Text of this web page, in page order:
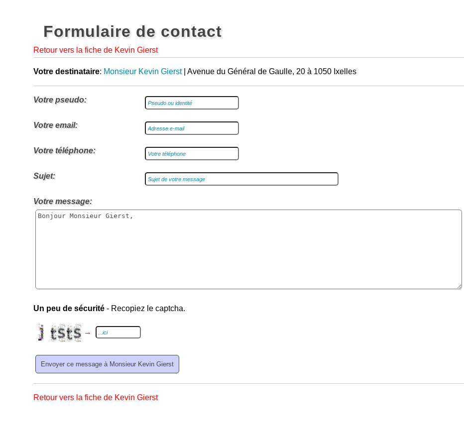
Formulaire de contact
Retour vers la fiche de Kevin Gierst
Votre destinataire: Monsieur Kevin Gierst| Avenue du Général de Gaulle, 20 à 1050 Ixelles
Votre pseudo:
Votre email:
Votre téléphone:
Sujet:
Votre message:
Un peu de sécurité - Recopiez le captcha.
→
Retour vers la fiche de Kevin Gierst